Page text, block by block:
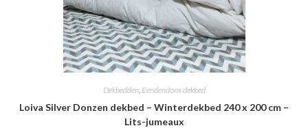
Dekbedden, Eendendons dekbed
Loiva Silver Donzen dekbed – Winterdekbed 240 x 200 cm –
Lits-jumeaux